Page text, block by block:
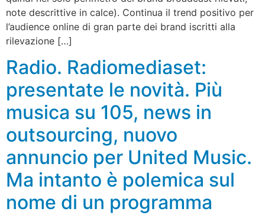
note descrittive in calce). Continua il trend positivo per
l’audience online di gran parte dei brand iscritti alla
rilevazione […]
Radio. Radiomediaset:
presentate le novità. Più
musica su 105, news in
outsourcing, nuovo
annuncio per United Music.
Ma intanto è polemica sul
nome di un programma